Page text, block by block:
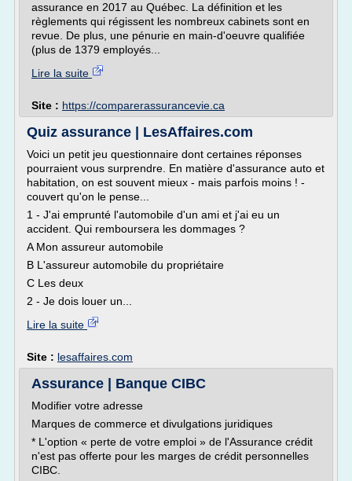
assurance en 2017 au Québec. La définition et les
règlements qui régissent les nombreux cabinets sont en
revue. De plus, une pénurie en main-d'oeuvre qualifiée
(plus de 1379 employés...
Lire la suite
Site : https://comparerassurancevie.ca
Quiz assurance | LesAffaires.com
Voici un petit jeu questionnaire dont certaines réponses
pourraient vous surprendre. En matière d'assurance auto et
habitation, on est souvent mieux - mais parfois moins ! -
couvert qu'on le pense...
1 - J'ai emprunté l'automobile d'un ami et j'ai eu un
accident. Qui remboursera les dommages ?
A Mon assureur automobile
B L'assureur automobile du propriétaire
C Les deux
2 - Je dois louer un...
Lire la suite
Site : lesaffaires.com
Assurance | Banque CIBC
Modifier votre adresse
Marques de commerce et divulgations juridiques
* L'option « perte de votre emploi » de l'Assurance crédit
n'est pas offerte pour les marges de crédit personnelles
CIBC.